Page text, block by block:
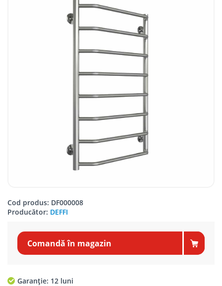
Cod produs: DF000008
Producător: DEFFI
Comandă în magazin
Garanție: 12 luni